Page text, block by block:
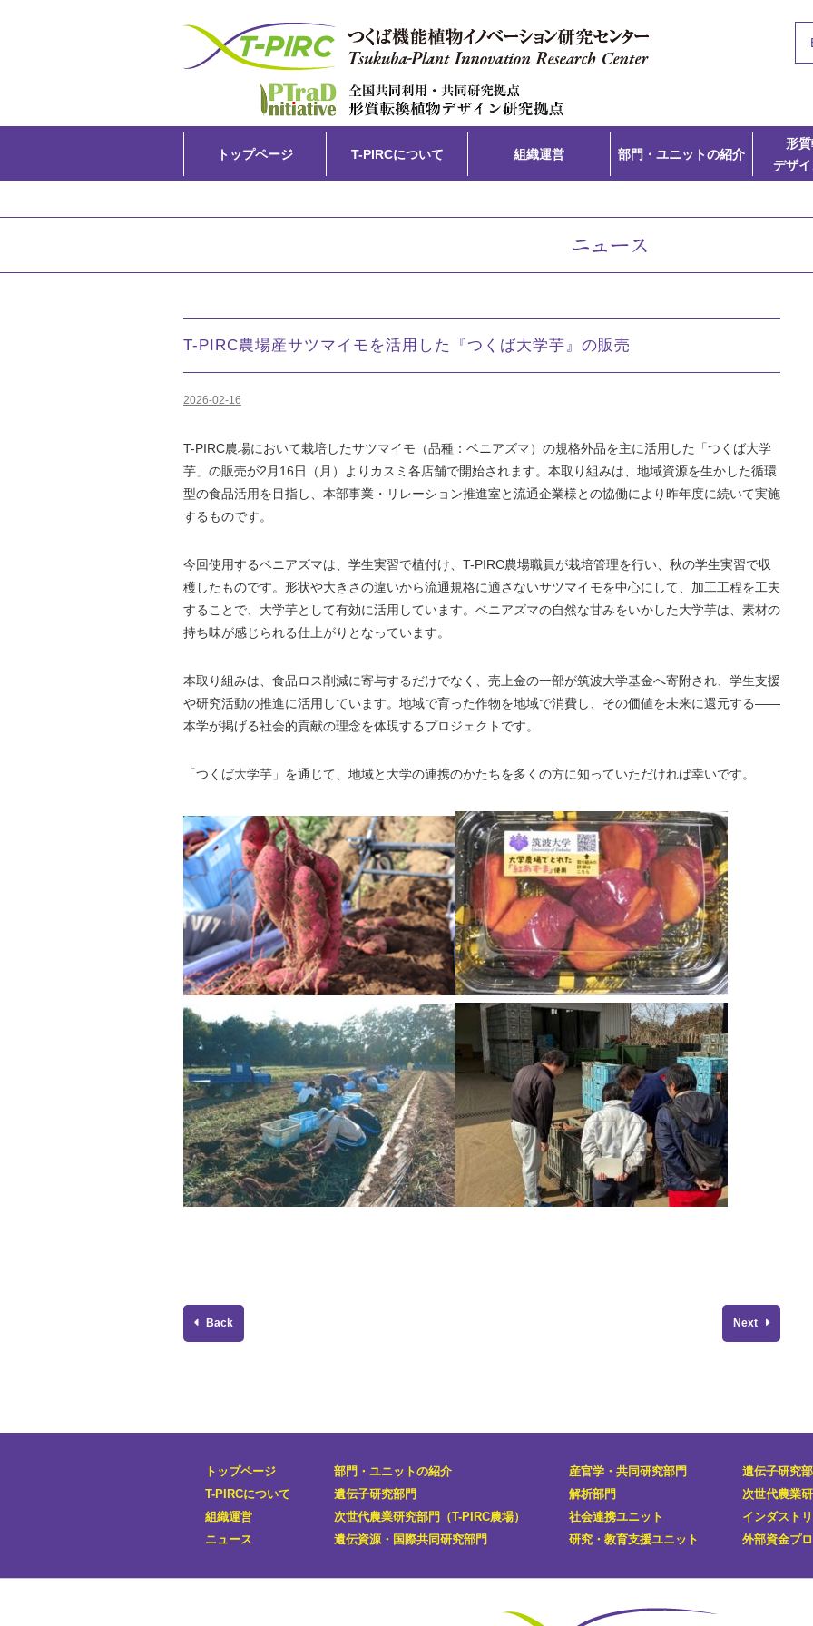
Skip
content
トップページ T-PIRCについて 組織運営 部門・ユニットの紹介
形
デザ
ニュース
T-PIRC農場産サツマイモを活用した『つくば大学芋』の販売
2026-02-16
T-PIRC農場において栽培したサツマイモ（品種：ベニアズマ）の規格外品を主に活用した「つくば大学
芋」の販売が2月16日（月）よりカスミ各店舗で開始されます。本取り組みは、地域資源を生かした循環
型の食品活用を目指し、本部事業・リレーション推進室と流通企業様との協働により昨年度に続いて実施
するものです。
今回使用するベニアズマは、学生実習で植付け、T-PIRC農場職員が栽培管理を行い、秋の学生実習で収
穫したものです。形状や大きさの違いから流通規格に適さないサツマイモを中心にして、加工工程を工夫
することで、大学芋として有効に活用しています。ベニアズマの自然な甘みをいかした大学芋は、素材の
持ち味が感じられる仕上がりとなっています。
本取り組みは、食品ロス削減に寄与するだけでなく、売上金の一部が筑波大学基金へ寄附され、学生支援
や研究活動の推進に活用しています。地域で育った作物を地域で消費し、その価値を未来に還元する——
本学が掲げる社会的貢献の理念を体現するプロジェクトです。
「つくば大学芋」を通じて、地域と大学の連携のかたちを多くの方に知っていただければ幸いです。
Back Next
トップページ
T-PIRCについて
組織運営
ニュース
部門・ユニットの紹介
遺伝子研究部門
次世代農業研究部門（T-PIRC農場）
遺伝資源・国際共同研究部門
産官学・共同研究部門
解析部門
社会連携ユニット
研究・教育支援ユニット
遺伝子研究
次世代農業
インダスト
外部資金プ